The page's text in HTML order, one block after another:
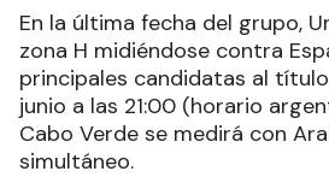
En la última fecha del grupo,
zona H midiéndose contra
principales candidatas al
junio a las 21:00 (horario
Cabo Verde se medirá con
simultáneo.